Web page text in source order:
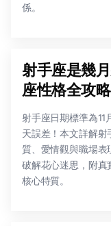
係。
射手座是幾
座性格全攻略
射手座日期標準為11
天誤差！本文詳解
質、愛情觀與職場表
破解花心迷思，附真
核心特質。